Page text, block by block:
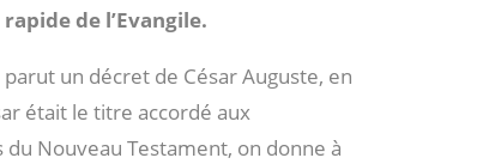
de l’Evangile.
parut un décret de César Auguste, en
était le titre accordé aux
Nouveau Testament, on donne à